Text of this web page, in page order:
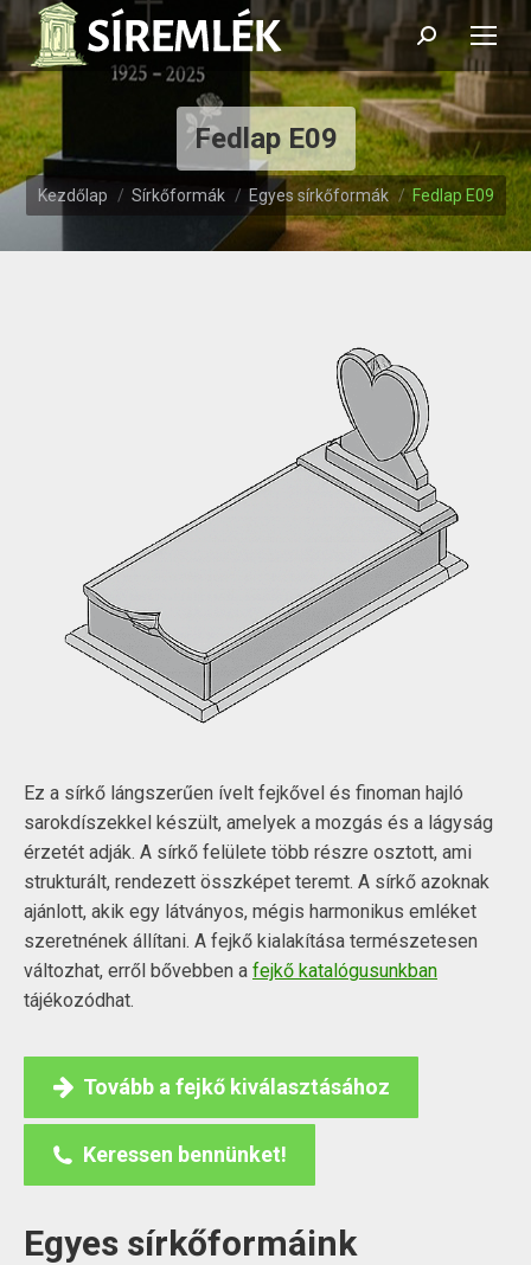
Search:
Fedlap E09
Itt vagy:
Kezdőlap Sírkőformák Egyes sírkőformák Fedlap E09
Ez a sírkő lángszerűen ívelt fejkővel és finoman hajló
sarokdíszekkel készült, amelyek a mozgás és a lágyság
érzetét adják. A sírkő felülete több részre osztott, ami
strukturált, rendezett összképet teremt. A sírkő azoknak
ajánlott, akik egy látványos, mégis harmonikus emléket
szeretnének állítani. A fejkő kialakítása természetesen
változhat, erről bővebben a fejkő katalógusunkban
tájékozódhat.
Tovább a fejkő kiválasztásához
Keressen bennünket!
Egyes sírkőformáink